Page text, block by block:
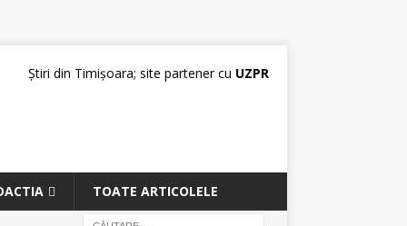
Știri din Timișoara; site partener cu UZPR
TOATE ARTICOLELE